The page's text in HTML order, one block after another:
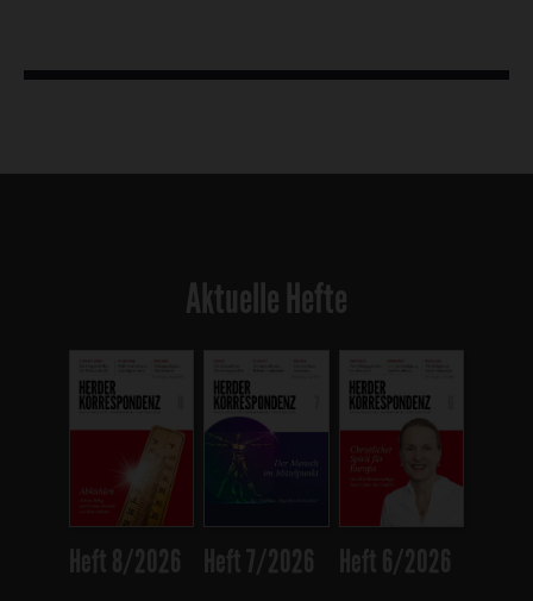
Aktuelle Hefte
Heft 8/2026 Heft 7/2026 Heft 6/2026